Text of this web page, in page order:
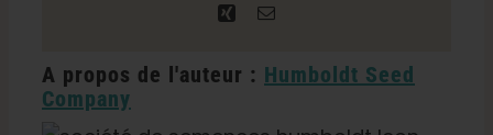
Xing Courriel
A propos de l'auteur : Humboldt Seed
Company